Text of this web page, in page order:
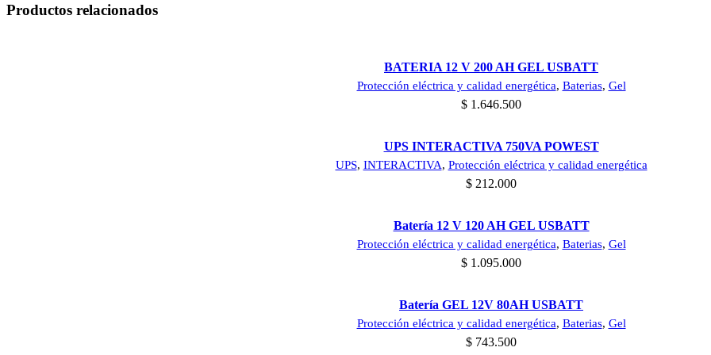
Productos relacionados
BATERIA 12 V 200 AH GEL USBATT
Protección eléctrica y calidad energética, Baterias, Gel
$ 1.646.500
UPS INTERACTIVA 750VA POWEST
UPS, INTERACTIVA, Protección eléctrica y calidad energética
$ 212.000
Batería 12 V 120 AH GEL USBATT
Protección eléctrica y calidad energética, Baterias, Gel
$ 1.095.000
Batería GEL 12V 80AH USBATT
Protección eléctrica y calidad energética, Baterias, Gel
$ 743.500